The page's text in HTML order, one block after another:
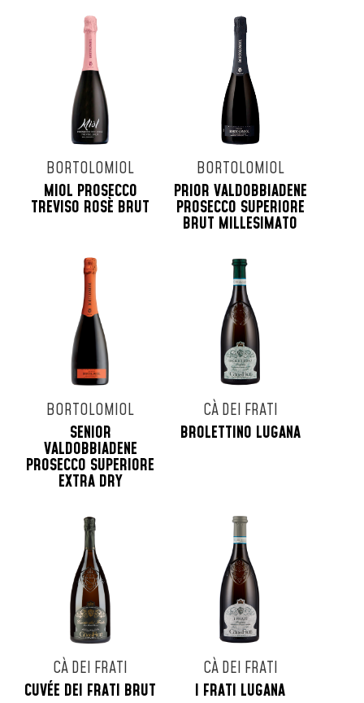
BORTOLOMIOL
MIOL PROSECCO
TREVISO ROSÈ BRUT
BORTOLOMIOL
PRIOR VALDOBBIADENE
PROSECCO SUPERIORE
BRUT MILLESIMATO
BORTOLOMIOL
SENIOR
VALDOBBIADENE
PROSECCO SUPERIORE
EXTRA DRY
CÀ DEI FRATI
BROLETTINO LUGANA
CÀ DEI FRATI
CUVÉE DEI FRATI BRUT
CÀ DEI FRATI
I FRATI LUGANA